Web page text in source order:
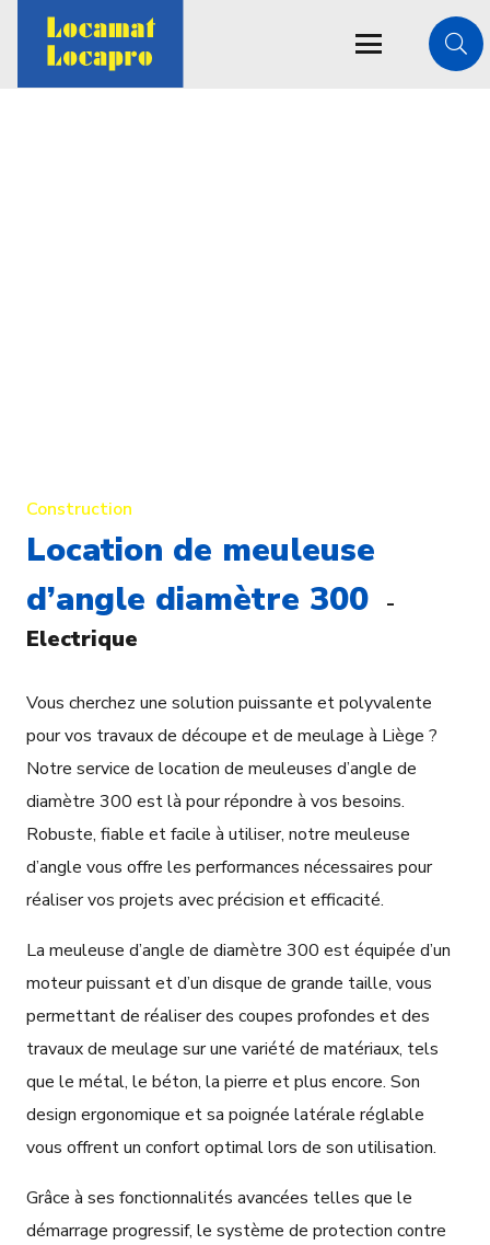
Construction
Location de meuleuse
d’angle diamètre 300
-
Electrique
Vous cherchez une solution puissante et polyvalente
pour vos travaux de découpe et de meulage à Liège ?
Notre service de location de meuleuses d’angle de
diamètre 300 est là pour répondre à vos besoins.
Robuste, fiable et facile à utiliser, notre meuleuse
d’angle vous offre les performances nécessaires pour
réaliser vos projets avec précision et efficacité.
La meuleuse d’angle de diamètre 300 est équipée d’un
moteur puissant et d’un disque de grande taille, vous
permettant de réaliser des coupes profondes et des
travaux de meulage sur une variété de matériaux, tels
que le métal, le béton, la pierre et plus encore. Son
design ergonomique et sa poignée latérale réglable
vous offrent un confort optimal lors de son utilisation.
Grâce à ses fonctionnalités avancées telles que le
démarrage progressif, le système de protection contre